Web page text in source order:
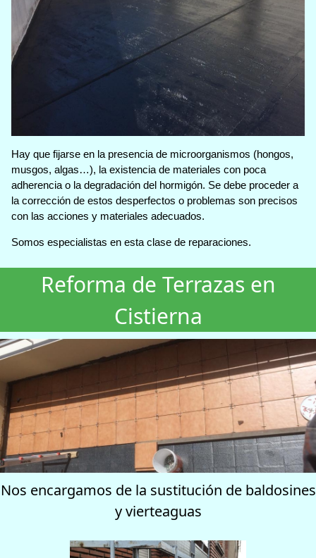
Hay que fijarse en la presencia de microorganismos (hongos,
musgos, algas…), la existencia de materiales con poca
adherencia o la degradación del hormigón. Se debe proceder a
la corrección de estos desperfectos o problemas son precisos
con las acciones y materiales adecuados.
Somos especialistas en esta clase de reparaciones.
Reforma de Terrazas en
Cistierna
Nos encargamos de la sustitución de baldosines
y vierteaguas